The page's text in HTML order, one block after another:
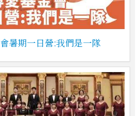
暑期一日營:我們是一隊